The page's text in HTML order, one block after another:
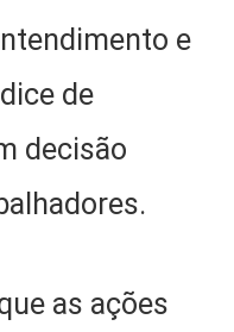
e
de
decisão
as ações